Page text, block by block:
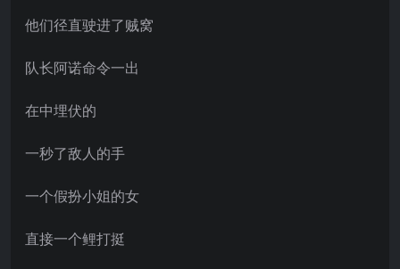
他们径直驶进了贼窝
队长阿诺命令一出
在中埋伏的
一秒了敌人的手
一个假扮小姐的女
直接一个鲤打挺